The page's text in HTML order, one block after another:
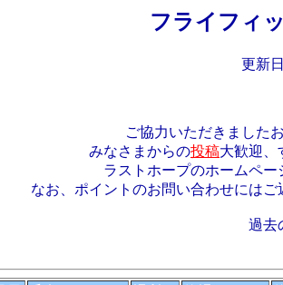
フライフィ
更新
ご協力いただきました
みなさまからの投稿大歓迎、
ラストホープのホームペ
なお、ポイントのお問い合わせには
過去